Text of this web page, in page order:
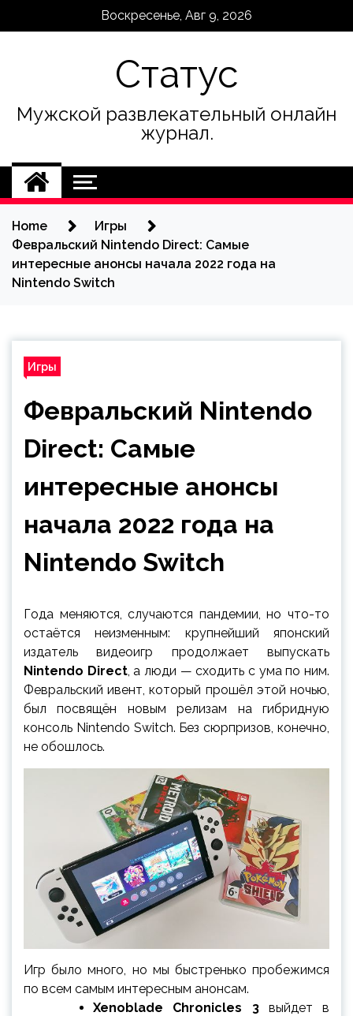
Воскресенье, Авг 9, 2026
Статус
Мужской развлекательный онлайн
журнал.
Home
Игры
Февральский Nintendo Direct: Самые
интересные анонсы начала 2022 года на
Nintendo Switch
Игры
Февральский Nintendo
Direct: Самые
интересные анонсы
начала 2022 года на
Nintendo Switch
Года меняются, случаются пандемии, но что-то
остаётся неизменным: крупнейший японский
издатель видеоигр продолжает выпускать
Nintendo Direct, а люди — сходить с ума по ним.
Февральский ивент, который прошёл этой ночью,
был посвящён новым релизам на гибридную
консоль Nintendo Switch. Без сюрпризов, конечно,
не обошлось.
Игр было много, но мы быстренько пробежимся
по всем самым интересным анонсам.
Xenoblade Chronicles 3выйдет в